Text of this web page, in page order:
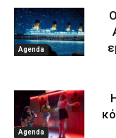
Agenda
Agenda